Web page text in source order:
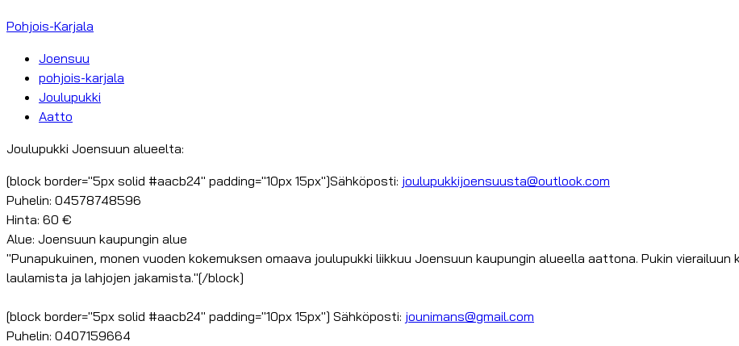
Pohjois-Karjala
Joensuu
pohjois-karjala
Joulupukki
Aatto
Joulupukki Joensuun alueelta:
[block border="5px solid #aacb24" padding="10px 15px"]Sähköposti: joulupukkijoensuusta@outlook.com
Puhelin: 04578748596
Hinta: 60 €
Alue: Joensuun kaupungin alue
"Punapukuinen, monen vuoden kokemuksen omaava joulupukki liikkuu Joensuun kaupungin alueella aattona. Pukin
laulamista ja lahjojen jakamista."[/block]
[block border="5px solid #aacb24" padding="10px 15px"] Sähköposti: jounimans@gmail.com
Puhelin: 0407159664